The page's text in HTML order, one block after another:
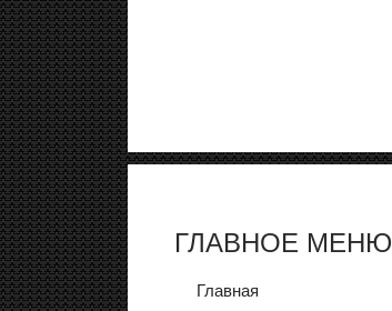
ГЛАВНОЕ МЕНЮ
Главная